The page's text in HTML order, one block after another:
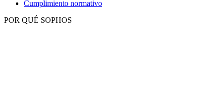
Cumplimiento normativo
POR QUÉ SOPHOS